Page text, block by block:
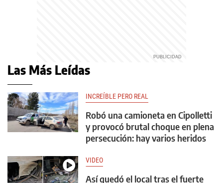
Las Más Leídas
INCREÍBLE PERO REAL
Robó una camioneta en Cipolletti
y provocó brutal choque en plena
persecución: hay varios heridos
VIDEO
Así quedó el local tras el fuerte